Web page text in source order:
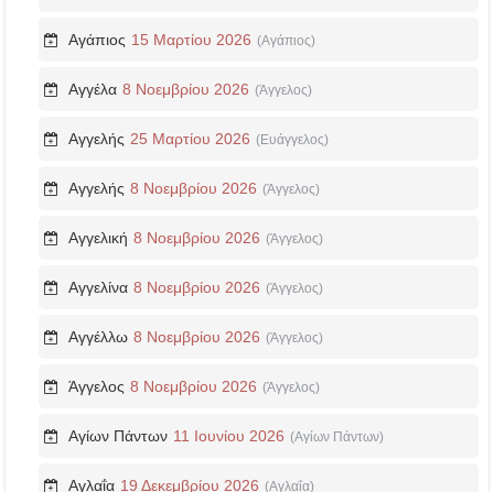
Αγάπιος 15 Μαρτίου 2026 (Αγάπιος)
Αγγέλα 8 Νοεμβρίου 2026 (Άγγελος)
Αγγελής 25 Μαρτίου 2026 (Ευάγγελος)
Αγγελής 8 Νοεμβρίου 2026 (Άγγελος)
Αγγελική 8 Νοεμβρίου 2026 (Άγγελος)
Αγγελίνα 8 Νοεμβρίου 2026 (Άγγελος)
Αγγέλλω 8 Νοεμβρίου 2026 (Άγγελος)
Άγγελος 8 Νοεμβρίου 2026 (Άγγελος)
Αγίων Πάντων 11 Ιουνίου 2026 (Αγίων Πάντων)
Αγλαΐα 19 Δεκεμβρίου 2026 (Αγλαΐα)